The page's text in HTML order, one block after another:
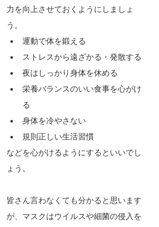
力を向上させておくようにしましょ
う。
運動で体を鍛える
ストレスから遠ざかる・発散する
夜はしっかり身体を休める
栄養バランスのいい食事を心がけ
る
身体を冷やさない
規則正しい生活習慣
などを心がけるようにするといいでし
ょう。
皆さん言わなくても分かると思います
が、マスクはウイルスや細菌の侵入を